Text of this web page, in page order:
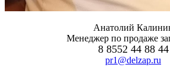
Анатолий
Менеджер по продаже
8 8552 44 88 44
pr1@delzap.ru